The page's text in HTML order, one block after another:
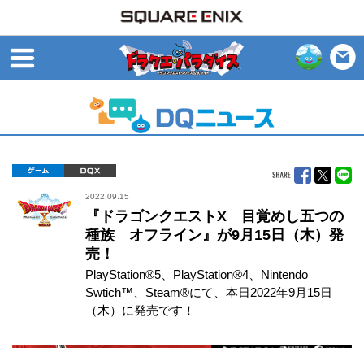
ゲーム
2022.09.15
『ドラゴンクエストX 目覚めし五つの
種族 オフライン』が9月15日（木）発
売！
PlayStation®5、PlayStation®4、Nintendo
Swtich™、Steam®にて、本日2022年9月15日
（木）に発売です！